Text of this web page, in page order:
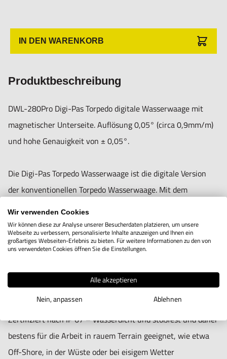
Integrierter Magnet an der Unterseite.
Wiederholbarkeit: 0,05.
Genauigkeit: ± 0,05° bei 0° & 90° / ± 0,2° bei jeder
Neigung.
Kalibrierungsfunktion, kann einfach und schnell selbst
kalibriert werden.
Speicherfunktion.
Umschaltbare Anzeige in Grad (°) in Steigung (%), mm/m,
Auf dem LCD-Display können die Werte unabhängig von der
Ausrichtung der Wasserwaage stets senkrecht abgelesen
Signalton bei 0°, 90° und bei jeder gespeicherten Neigung.
An-/Ausschalter.
Automatische Abschaltung nach 3 Minuten.
IN DEN WARENKORB
Produktbeschreibung
DWL-280Pro Digi-Pas Torpedo digitale Wasserwaage mit
magnetischer Unterseite. Auflösung 0,05° (circa 0,9mm/m)
und hohe Genauigkeit von ± 0,05°.
Die Digi-Pas Torpedo Wasserwaage ist die digitale Version
der konventionellen Torpedo Wasserwaage. Mit dem
sie für jede Mess- und Inspektionsarbeit bestens
ausgerüstet.
Helles LED-Display ermöglicht dem Nutzer das Arbeiten bei
wenig Licht, z.B. beim Tunnel-, Brücken- und Schiffsbau.
Zertifiziert nach IP 67 – Wasserdicht und stoßfest und daher
bestens für die Arbeit in rauem Terrain geeignet, wie etwa
Off-Shore, in der Wüste oder bei eisigem Wetter
Wir verwenden Cookies
Wir können diese zur Analyse unserer Besucherdaten platzieren, um unsere
Webseite zu verbessern, personalisierte Inhalte anzuzeigen und Ihnen ein
großartiges Webseiten-Erlebnis zu bieten. Für weitere Informationen zu den von
uns verwendeten Cookies öffnen Sie die Einstellungen.
Alle akzeptieren
Nein, anpassen
Ablehnen